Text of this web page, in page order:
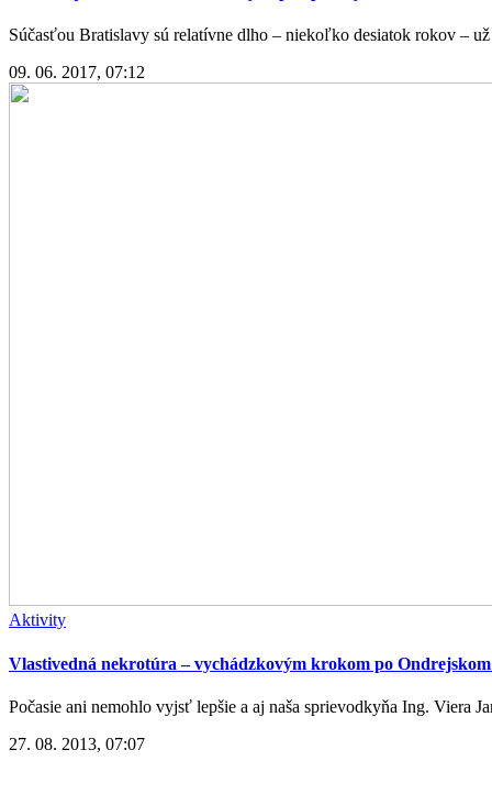
Súčasťou Bratislavy sú relatívne dlho – niekoľko desiatok rokov –
09. 06. 2017, 07:12
Aktivity
Vlastivedná nekrotúra – vychádzkovým krokom po
Počasie ani nemohlo vyjsť lepšie a aj naša sprievodkyňa Ing. Viera
27. 08. 2013, 07:07